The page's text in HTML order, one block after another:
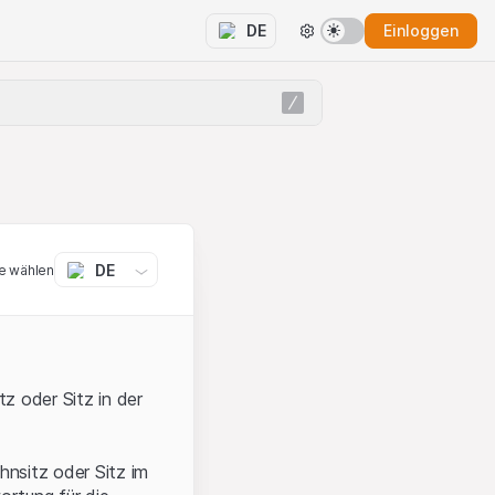
DE Einloggen
wählen DE
oder Sitz in der
oder Sitz im